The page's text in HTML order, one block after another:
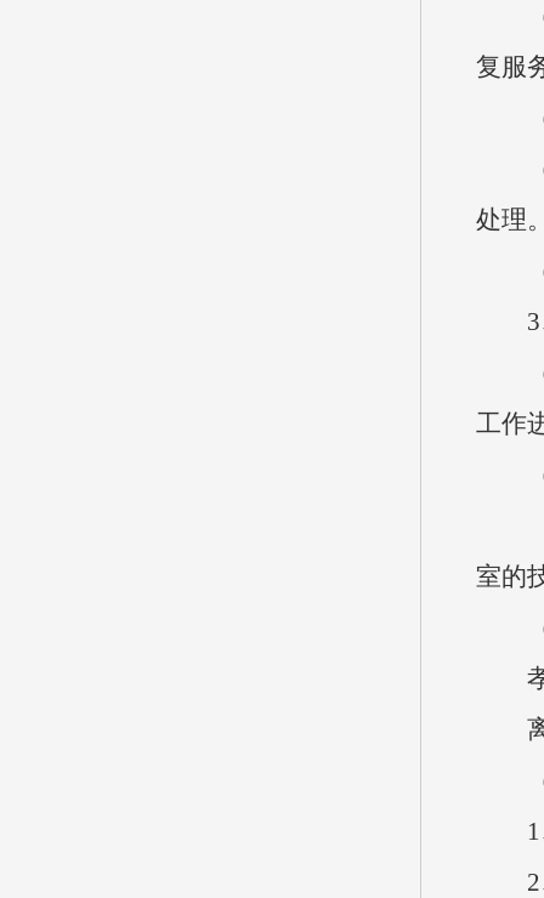
（1
复服
（2
（3
处理
（4
3、
（1
工作
（2
室的
（
孝
离
（
1、
2、